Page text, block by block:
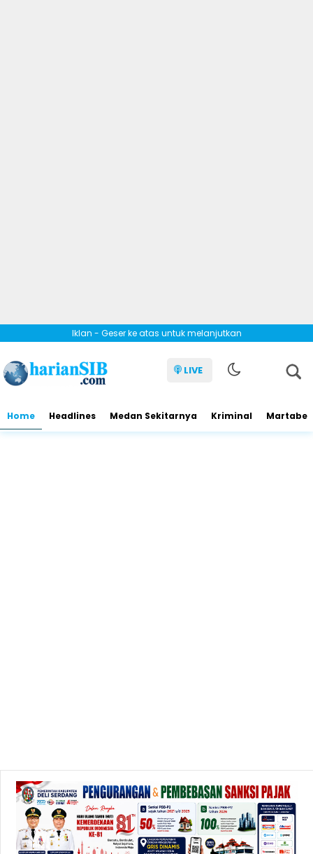
Iklan - Geser ke atas untuk melanjutkan
LIVE
Home Headlines Medan Sekitarnya Kriminal Martabe